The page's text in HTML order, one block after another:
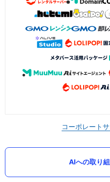
コーポレート
AIへの取り